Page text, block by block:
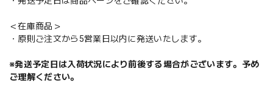
＜在庫商品＞
・原則ご注文から5営業日以内に発送いたします。
※発送予定日は入荷状況により前後する場合がございます。予め
ご理解ください。